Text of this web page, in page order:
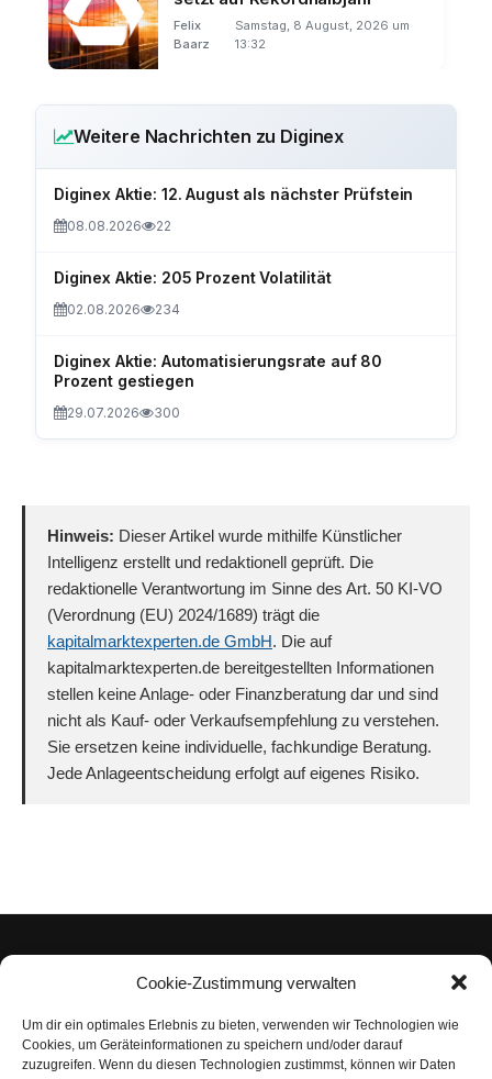
Cookie-Zustimmung verwalten
Um dir ein optimales Erlebnis zu bieten, verwenden wir Technologien wie
Cookies, um Geräteinformationen zu speichern und/oder darauf
zuzugreifen. Wenn du diesen Technologien zustimmst, können wir Daten
Felix
Baarz
Samstag, 8 August, 2026 um
13:32
Weitere Nachrichten zu Diginex
Diginex Aktie: 12. August als nächster Prüfstein
08.08.2026 22
Diginex Aktie: 205 Prozent Volatilität
02.08.2026 234
Diginex Aktie: Automatisierungsrate auf 80
Prozent gestiegen
29.07.2026 300
Hinweis: Dieser Artikel wurde mithilfe Künstlicher
Intelligenz erstellt und redaktionell geprüft. Die
redaktionelle Verantwortung im Sinne des Art. 50 KI-VO
(Verordnung (EU) 2024/1689) trägt die
kapitalmarktexperten.de GmbH. Die auf
kapitalmarktexperten.de bereitgestellten Informationen
stellen keine Anlage- oder Finanzberatung dar und sind
nicht als Kauf- oder Verkaufsempfehlung zu verstehen.
Sie ersetzen keine individuelle, fachkundige Beratung.
Jede Anlageentscheidung erfolgt auf eigenes Risiko.
Impressum
Datenschutzerklärung